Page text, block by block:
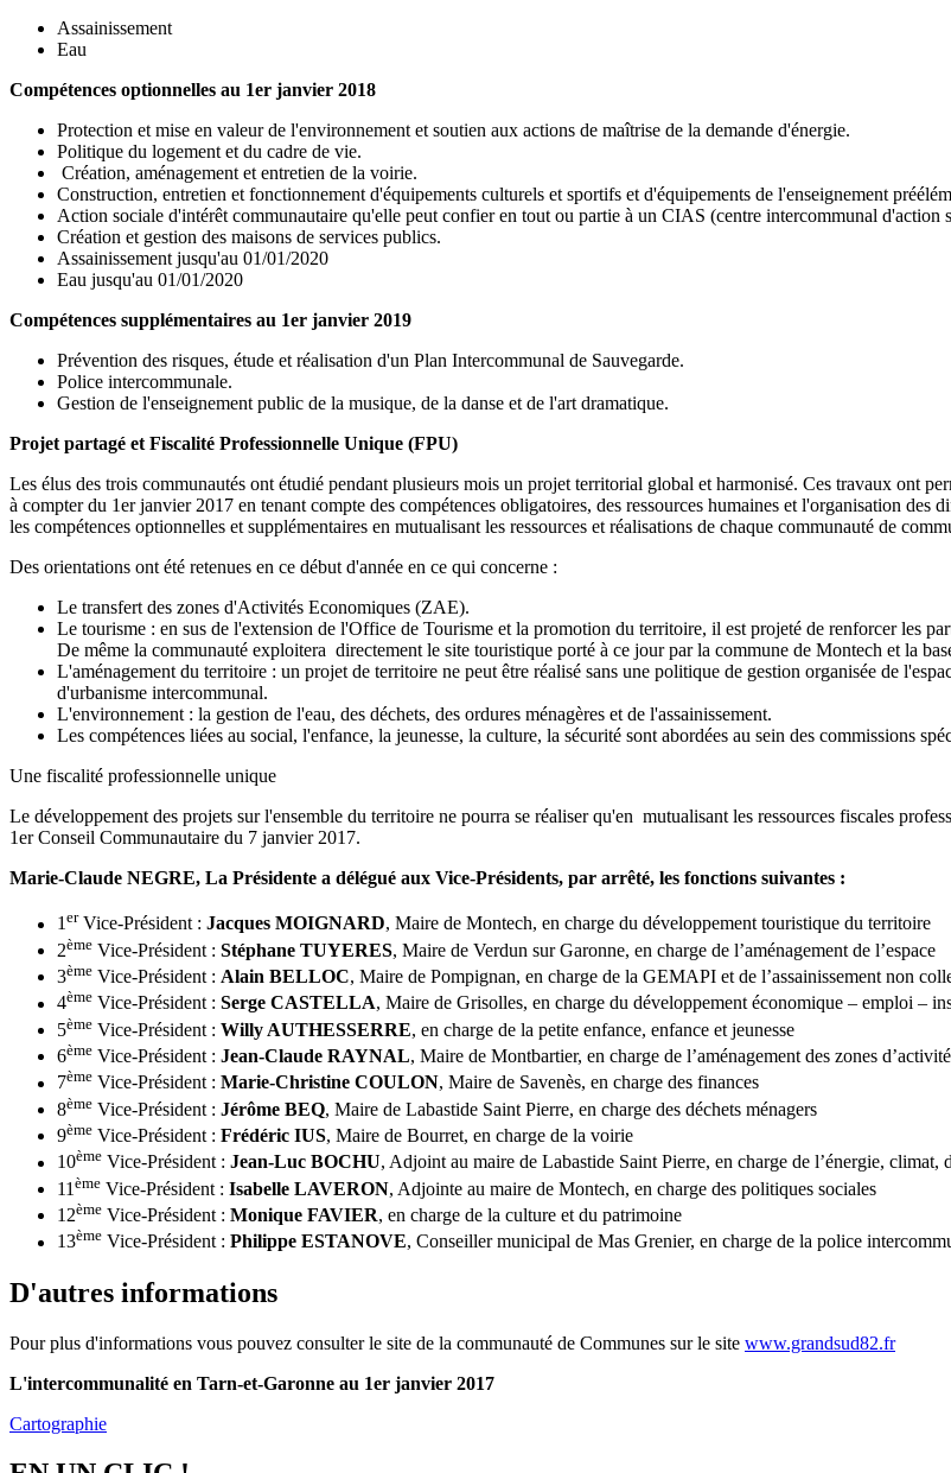
Assainissement
Eau
Compétences optionnelles au 1er janvier 2018
Protection et mise en valeur de l'environnement et soutien aux actions de maîtrise de la demande d'énergie.
Politique du logement et du cadre de vie.
Création, aménagement et entretien de la voirie.
Construction, entretien et fonctionnement d'équipements culturels et sportifs et d'équipements de l'enseignement
Action sociale d'intérêt communautaire qu'elle peut confier en tout ou partie à un CIAS (centre intercommunal d'action
Création et gestion des maisons de services publics.
Assainissement jusqu'au 01/01/2020
Eau jusqu'au 01/01/2020
Compétences supplémentaires au 1er janvier 2019
Prévention des risques, étude et réalisation d'un Plan Intercommunal de Sauvegarde.
Police intercommunale.
Gestion de l'enseignement public de la musique, de la danse et de l'art dramatique.
Projet partagé et Fiscalité Professionnelle Unique (FPU)
Les élus des trois communautés ont étudié pendant plusieurs mois un projet territorial global et harmonisé. Ces travaux ont
à compter du 1er janvier 2017 en tenant compte des compétences obligatoires, des ressources humaines et l'organisation
les compétences optionnelles et supplémentaires en mutualisant les ressources et réalisations de chaque communauté de
Des orientations ont été retenues en ce début d'année en ce qui concerne :
Le transfert des zones d'Activités Economiques (ZAE).
Le tourisme : en sus de l'extension de l'Office de Tourisme et la promotion du territoire, il est projeté de renforcer les
De même la communauté exploitera directement le site touristique porté à ce jour par la commune de Montech et la
L'aménagement du territoire : un projet de territoire ne peut être réalisé sans une politique de gestion organisée de
d'urbanisme intercommunal.
L'environnement : la gestion de l'eau, des déchets, des ordures ménagères et de l'assainissement.
Les compétences liées au social, l'enfance, la jeunesse, la culture, la sécurité sont abordées au sein des commissions
Une fiscalité professionnelle unique
Le développement des projets sur l'ensemble du territoire ne pourra se réaliser qu'en mutualisant les ressources fiscales
1er Conseil Communautaire du 7 janvier 2017.
Marie-Claude NEGRE, La Présidente a délégué aux Vice-Présidents, par arrêté, les fonctions suivantes :
1erVice-Président : Jacques MOIGNARD, Maire de Montech, en charge du développement touristique du territoire
2ème Vice-Président : Stéphane TUYERES, Maire de Verdun sur Garonne, en charge de l’aménagement de l’espace
3ème Vice-Président : Alain BELLOC, Maire de Pompignan, en charge de la GEMAPI et de l’assainissement non
4ème Vice-Président : Serge CASTELLA, Maire de Grisolles, en charge du développement économique – emploi –
5ème Vice-Président : Willy AUTHESSERRE, en charge de la petite enfance, enfance et jeunesse
6ème Vice-Président : Jean-Claude RAYNAL, Maire de Montbartier, en charge de l’aménagement des zones
7ème Vice-Président : Marie-Christine COULON, Maire de Savenès, en charge des finances
8ème Vice-Président : Jérôme BEQ, Maire de Labastide Saint Pierre, en charge des déchets ménagers
9ème Vice-Président : Frédéric IUS, Maire de Bourret, en charge de la voirie
10ème Vice-Président : Jean-Luc BOCHU, Adjoint au maire de Labastide Saint Pierre, en charge de l’énergie,
11 ème Vice-Président : Isabelle LAVERON, Adjointe au maire de Montech, en charge des politiques sociales
12ème Vice-Président : Monique FAVIER, en charge de la culture et du patrimoine
13ème Vice-Président : Philippe ESTANOVE, Conseiller municipal de Mas Grenier, en charge de la police
D'autres informations
Pour plus d'informations vous pouvez consulter le site de la communauté de Communes sur le site www.grandsud82.fr
L'intercommunalité en Tarn-et-Garonne au 1er janvier 2017
Cartographie